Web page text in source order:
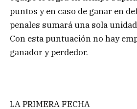
puntos y en caso de ganar en
penales sumará una sola
Con esta puntuación no hay
ganador y perdedor.
LA PRIMERA FECHA